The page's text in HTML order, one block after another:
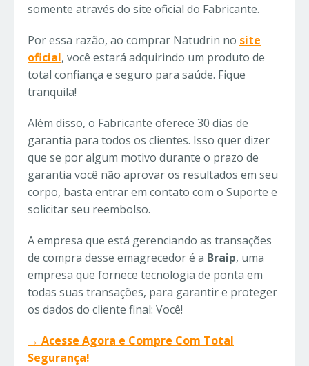
somente através do site oficial do Fabricante.
Por essa razão, ao comprar Natudrin no site
oficial, você estará adquirindo um produto de
total confiança e seguro para saúde. Fique
tranquila!
Além disso, o Fabricante oferece 30 dias de
garantia para todos os clientes. Isso quer dizer
que se por algum motivo durante o prazo de
garantia você não aprovar os resultados em seu
corpo, basta entrar em contato com o Suporte e
solicitar seu reembolso.
A empresa que está gerenciando as transações
de compra desse emagrecedor é a Braip, uma
empresa que fornece tecnologia de ponta em
todas suas transações, para garantir e proteger
os dados do cliente final: Você!
→ Acesse Agora e Compre Com Total
Segurança!